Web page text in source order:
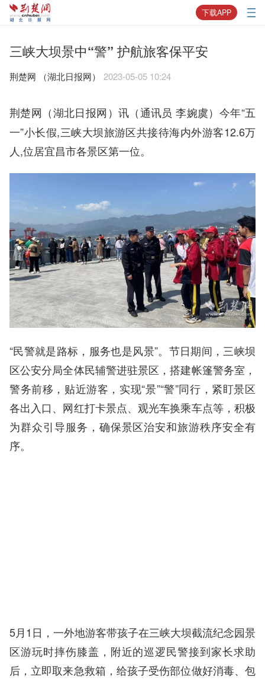
下载APP
三峡大坝景中“警” 护航旅客保平安
荆楚网 ​（湖北日报网） 2023-05-05 10:24
荆楚网（湖北日报网）讯（通讯员 李婉虞） 今年“五
一”小长假,三峡大坝旅游区共接待海内外游客12.6万
人,位居宜昌市各景区第一位。
“民警就是路标，服务也是风景”。节日期间，三峡坝
区公安分局全体民辅警进驻景区，搭建帐篷警务室，
警务前移，贴近游客，实现“景”“警”同行，紧盯景区
各出入口、网红打卡景点、观光车换乘车点等，积极
为群众引导服务，确保景区治安和旅游秩序安全有
序。
5月1日，一外地游客带孩子在三峡大坝截流纪念园景
区游玩时摔伤膝盖，附近的巡逻民警接到家长求助
后，立即取来急救箱，给孩子受伤部位做好消毒、包